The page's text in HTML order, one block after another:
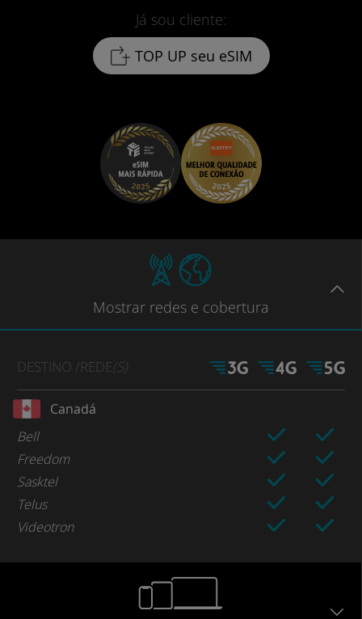
Já sou cliente:
TOP UP seu eSIM
Mostrar redes e cobertura
DESTINO /REDE(S)
Canadá
Bell
Freedom
Sasktel
Telus
Videotron